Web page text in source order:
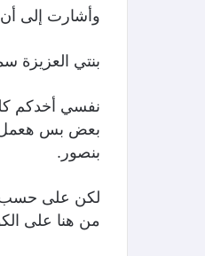
وأشارت إلى
بنتي العزيزة
نفسي أخدكم
بعض بس هعمل
بنصور.
لكن على حسب
من هنا على